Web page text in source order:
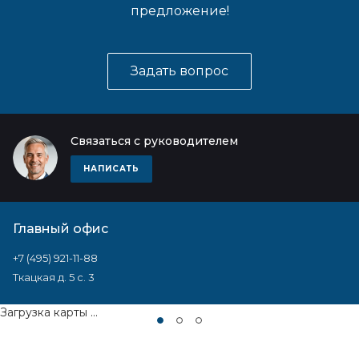
предложение!
Задать вопрос
Связаться с руководителем
НАПИСАТЬ
Главный офис
+7 (495) 921-11-88
Ткацкая д. 5 с. 3
Загрузка карты ...